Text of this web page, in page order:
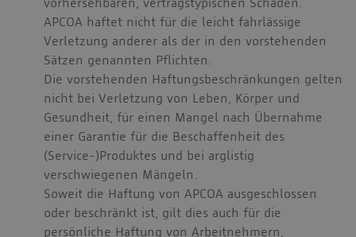
vorhersehbaren, vertragstypischen Schaden.
APCOA haftet nicht für die leicht fahrlässige
Verletzung anderer als der in den vorstehenden
Sätzen genannten Pflichten.
Die vorstehenden Haftungsbeschränkungen gelten
nicht bei Verletzung von Leben, Körper und
Gesundheit, für einen Mangel nach Übernahme
einer Garantie für die Beschaffenheit des
(Service-)Produktes und bei arglistig
verschwiegenen Mängeln.
Soweit die Haftung von APCOA ausgeschlossen
oder beschränkt ist, gilt dies auch für die
persönliche Haftung von Arbeitnehmern,